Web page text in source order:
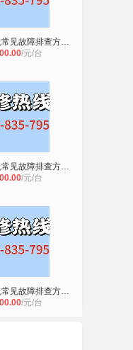
追光洗地机常见故障排查方法 日常保
/元/台
石头扫地机常见故障排查方法 日常保
/元/台
彩鲨吸污机常见故障排查方法 日常保
/元/台